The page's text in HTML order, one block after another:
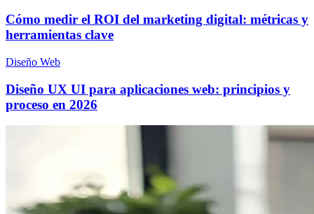
Cómo medir el ROI del marketing digital: métricas y
herramientas clave
Diseño Web
Diseño UX UI para aplicaciones web: principios y
proceso en 2026